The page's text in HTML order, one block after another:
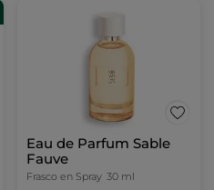
Eau de Parfum Sable
Fauve
Frasco en Spray 30 ml